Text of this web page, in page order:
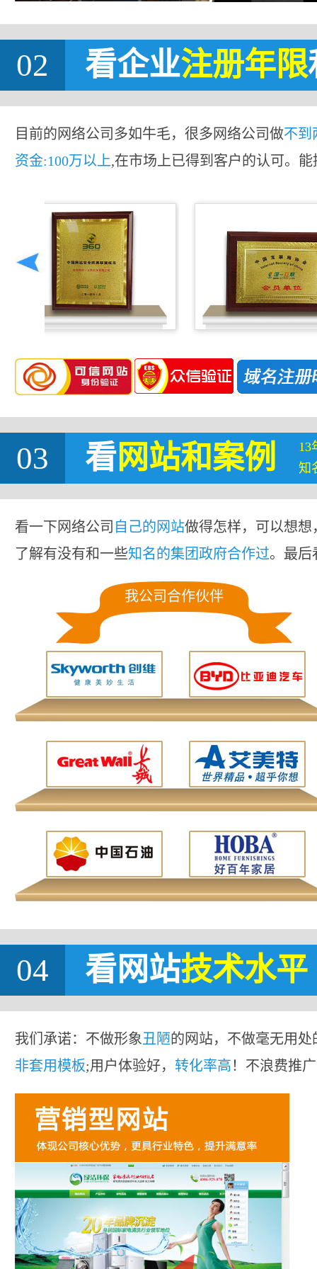
02 看企业注册年限
目前的网络公司多如牛毛，很多网络公司做不到
资金:100万以上,在市场上已得到客户的认可。
03 看网站和案例
13
知
看一下网络公司 自己的网站做得怎样，可以想
了解有没有和一些知名的集团政府合作过。最后
我公司合作伙伴
04 看网站技术水平
我们承诺：不做形象丑陋的网站，不做毫无用处
非套用模板;用户体验好， 转化率高！不浪费推